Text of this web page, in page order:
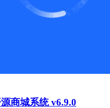
商城系统 v6.9.0